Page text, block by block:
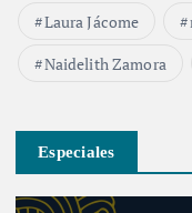
Laura Jácome
Naidelith Zamora
Especiales